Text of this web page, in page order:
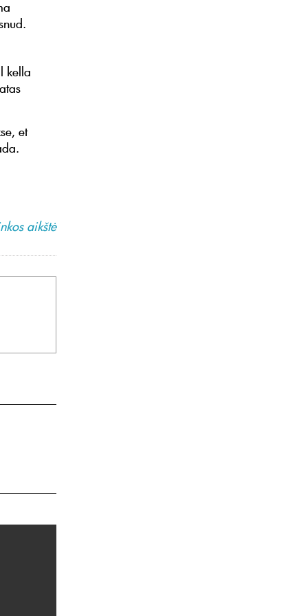
kella
et
aikštė